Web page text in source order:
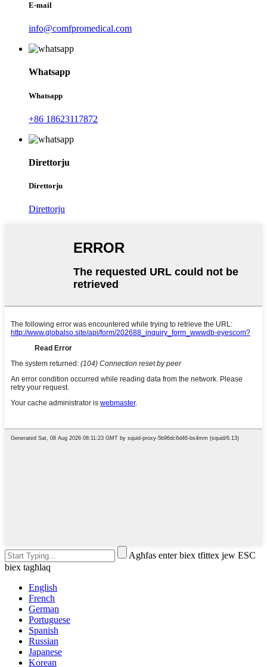
E-mail
info@comfpromedical.com
Whatsapp
Whatsapp
+86 18623117872
Direttorju
Direttorju
Direttorju
Agħfas enter biex tfittex jew ESC
biex tagħlaq
English
French
German
Portuguese
Spanish
Russian
Japanese
Korean